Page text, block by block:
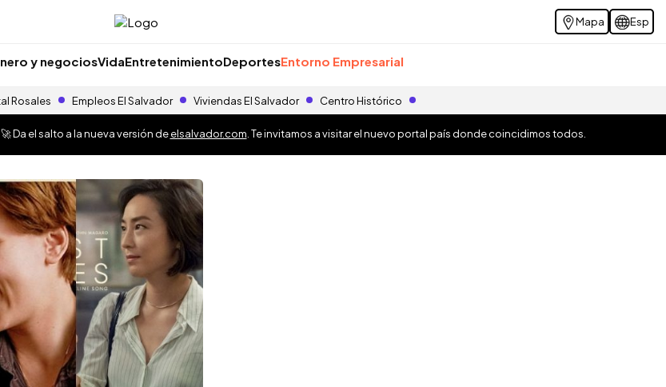
Mapa Esp
y negociosVidaEntretenimientoDeportesEntorno Empresarial
Rosales Empleos El Salvador Viviendas El Salvador Centro Histórico
Da el salto a la nueva versión deelsalvador.com . Te invitamos a visitar el nuevo portal país donde coincidimos todos.